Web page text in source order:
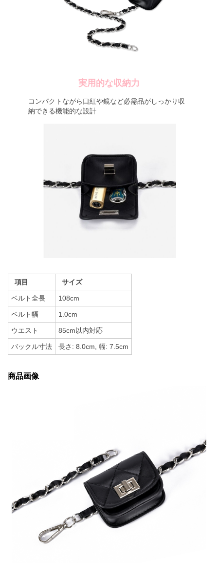
実用的な収納力
コンパクトながら口紅や鏡など必需品がしっかり収
納できる機能的な設計
項目 サイズ
ベルト全長 108cm
ベルト幅 1.0cm
ウエスト 85cm以内対応
バックル寸法 長さ: 8.0cm, 幅: 7.5cm
商品画像